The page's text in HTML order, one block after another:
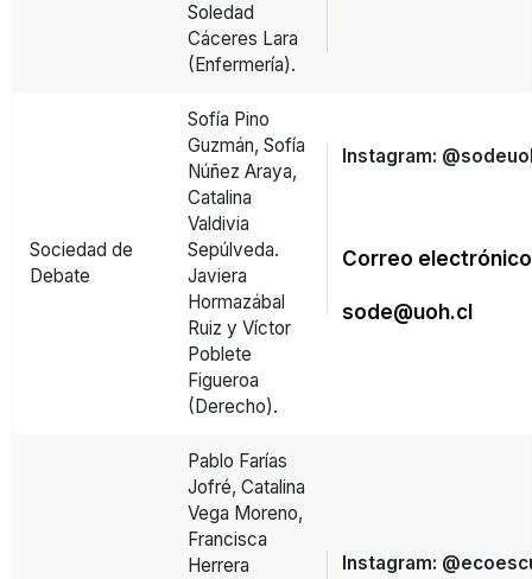
Soledad
Cáceres Lara
(Enfermería).
Sociedad de
Debate
Sofía Pino
Guzmán, Sofía
Núñez Araya,
Catalina
Valdivia
Sepúlveda.
Javiera
Hormazábal
Ruiz y Víctor
Poblete
Figueroa
(Derecho).
Instagram:
Correo
sode@uoh.cl
Pablo Farías
Jofré, Catalina
Vega Moreno,
Francisca
Herrera
Instagram: